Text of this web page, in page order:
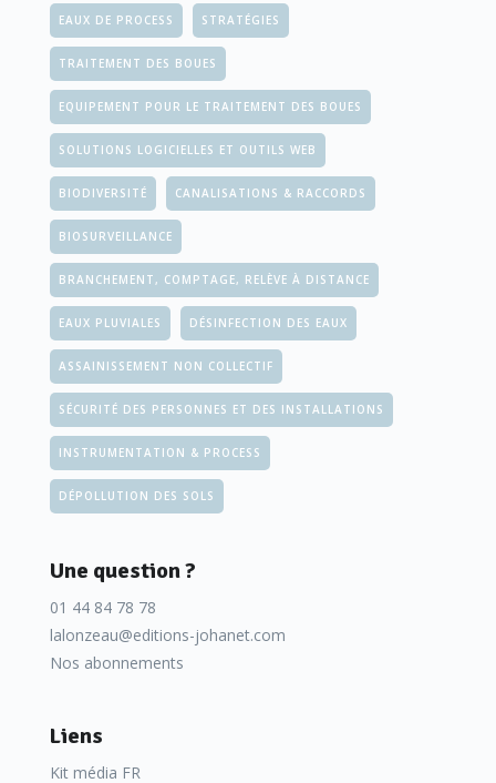
EAUX DE PROCESS STRATÉGIES
TRAITEMENT DES BOUES
EQUIPEMENT POUR LE TRAITEMENT DES BOUES
SOLUTIONS LOGICIELLES ET OUTILS WEB
BIODIVERSITÉ CANALISATIONS & RACCORDS
BIOSURVEILLANCE
BRANCHEMENT, COMPTAGE, RELÈVE À DISTANCE
EAUX PLUVIALES DÉSINFECTION DES EAUX
ASSAINISSEMENT NON COLLECTIF
SÉCURITÉ DES PERSONNES ET DES INSTALLATIONS
INSTRUMENTATION & PROCESS
DÉPOLLUTION DES SOLS
Une question ?
01 44 84 78 78
lalonzeau@editions-johanet.com
Nos abonnements
Liens
Kit média FR